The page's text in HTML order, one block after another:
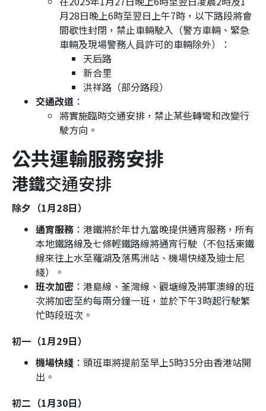
月28日晚上6時至翌日上午7時，以下路段將會
間歇性封閉，禁止車輛駛入（警方車輛、緊急
車輛及現場警務人員許可的車輛除外）：
天后路
新合里
洪祥路（部分路段）
交通改道 ：
將實施臨時交通安排，禁止某些轉彎和改變行
駛方向。
公共運輸服務安排
港鐵交通安排
除夕（1月28日）
通宵服務 ：港鐵將於年廿九當晚提供通宵服務，所有
本地鐵路線及七條輕鐵路線將通宵行駛（不包括東鐵
線來往上水至羅湖及落馬洲站、機場快綫及迪士尼
綫）。
班次加密 ：港島線、荃灣線、觀塘線及將軍澳線的班
次將加密至約每兩分鐘一班，並於下午3時起行駛繁
忙時段班次。
初一（1月29日）
機場快綫 ：頭班車將提前至早上5時35分由香港站開
出。
初二（1月30日）